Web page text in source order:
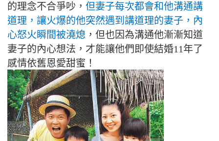
的理念不合爭吵， 但妻子每次都會和他溝通講
道理，讓火爆的他突然遇到講道理的妻子，內
心怒火瞬間被澆熄 ，但也因為溝通他漸漸知道
妻子的內心想法，才能讓他們即使結婚11年了
感情依舊恩愛甜蜜！